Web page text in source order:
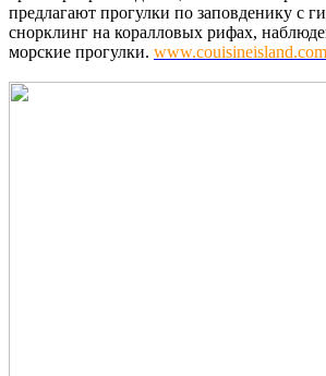
предлагают прогулки по заповденику с
снорклинг на коралловых рифах,
морские прогулки. www.couisineisland.com